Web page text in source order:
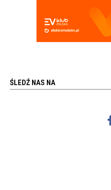
ŚLEDŹ NAS NA